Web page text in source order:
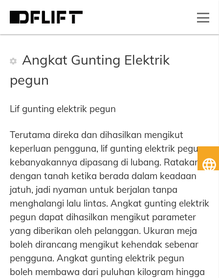
Angkat Gunting Elektrik
pegun
Lif gunting elektrik pegun
Terutama direka dan dihasilkan mengikut
keperluan pengguna, lif gunting elektrik pegun
kebanyakannya dipasang di lubang. Ratakan
dengan tanah ketika berada dalam keadaan
jatuh, jadi nyaman untuk berjalan tanpa
menghalangi lalu lintas. Angkat gunting elektrik
pegun dapat dihasilkan mengikut parameter
yang diberikan oleh pelanggan. Ukuran meja
boleh dirancang mengikut kehendak sebenar
pengguna. Angkat gunting elektrik pegun
boleh membawa dari puluhan kilogram hingga